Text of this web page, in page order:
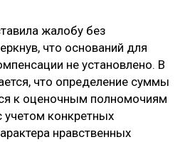
жалобу без
что оснований для
не установлено. В
что определение суммы
к оценочным полномочиям
учетом конкретных
нравственных